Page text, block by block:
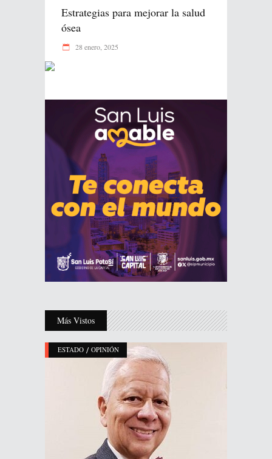
Estrategias para mejorar la salud
ósea
28 enero, 2025
Más Vistos
ESTADO / OPINIÓN